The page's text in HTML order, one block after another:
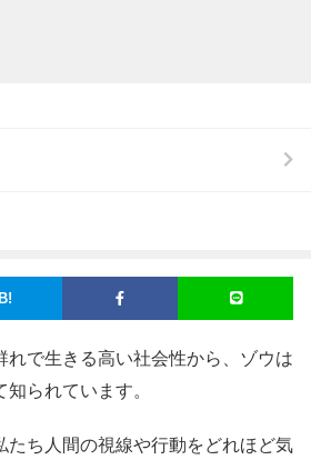
れで生きる高い社会性から、ゾウは
られています。
たち人間の視線や行動をどれほど気